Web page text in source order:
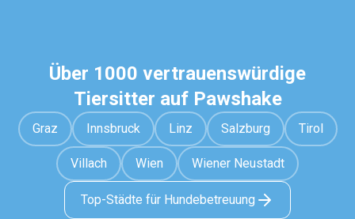
Über 1000 vertrauenswürdige
Tiersitter auf Pawshake
Graz Innsbruck Linz Salzburg Tirol
Villach Wien Wiener Neustadt
Top-Städte für Hundebetreuung